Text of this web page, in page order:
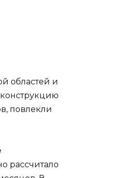
областей и
повлекли
рассчитало